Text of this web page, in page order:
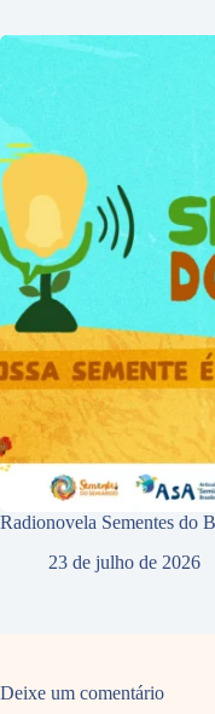
Radionovela Sementes do
23 de julho de 2026
Deixe um comentário